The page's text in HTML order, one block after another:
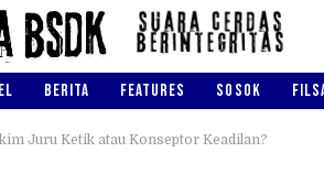
BERITA FEATURES SOSOK
Juru Ketik atau Konseptor Keadilan?